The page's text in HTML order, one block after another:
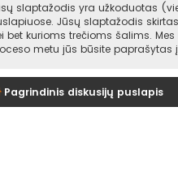
slaptažodis yra užkoduotas
Jūsų slaptažodis
bet kurioms trečioms šalims.
metu jūs būsite
Pagrindinis diskusijų puslapis